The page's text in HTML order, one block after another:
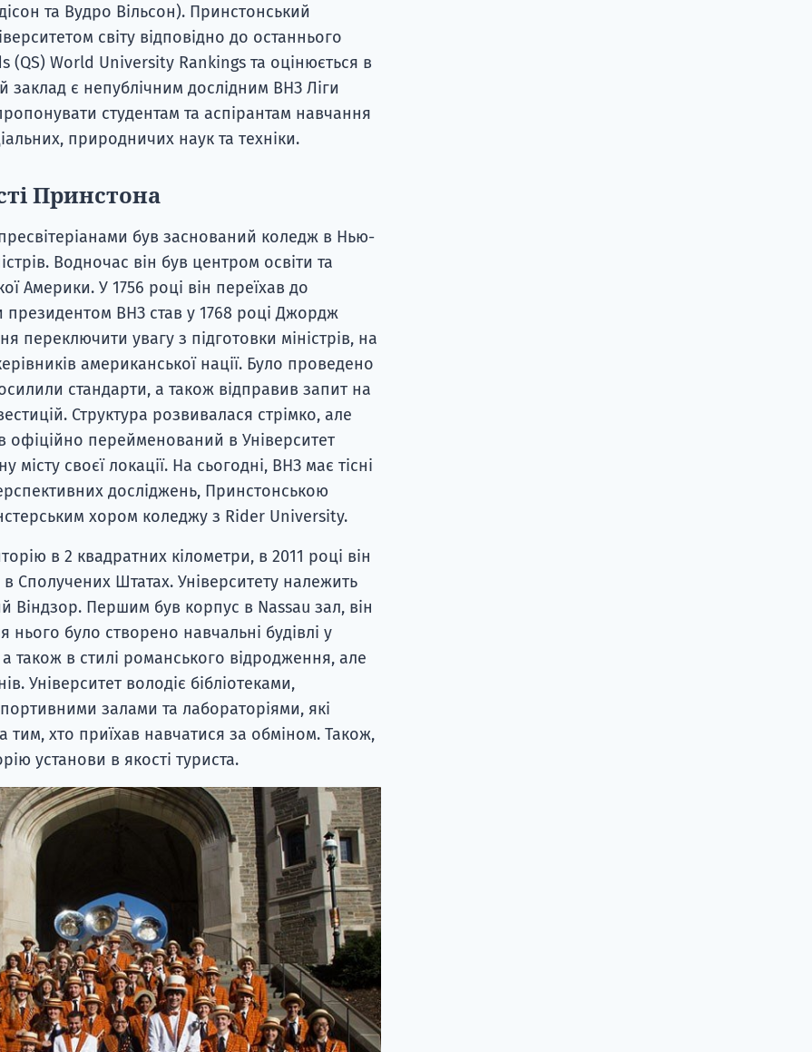
та Вудро Вільсон). Принстонський
світу відповідно до останнього
(QS) World University Rankings та оцінюється в
заклад є непублічним дослідним ВНЗ Ліги
студентам та аспірантам навчання
природничих наук та техніки.
Принстона
був заснований коледж в Нью-
Водночас він був центром освіти та
Америки. У 1756 році він переїхав до
президентом ВНЗ став у 1768 році Джордж
переключити увагу з підготовки міністрів, на
американської нації. Було проведено
стандарти, а також відправив запит на
Структура розвивалася стрімко, але
офіційно перейменований в Університет
своєї локації. На сьогодні, ВНЗ має тісні
досліджень, Принстонською
хором коледжу з Rider University.
в 2 квадратних кілометри, в 2011 році він
Сполучених Штатах. Університету належить
Віндзор. Першим був корпус в Nassau зал, він
було створено навчальні будівлі у
а також в стилі романського відродження, але
Університет володіє бібліотеками,
залами та лабораторіями, які
тим, хто приїхав навчатися за обміном. Також,
установи в якості туриста.